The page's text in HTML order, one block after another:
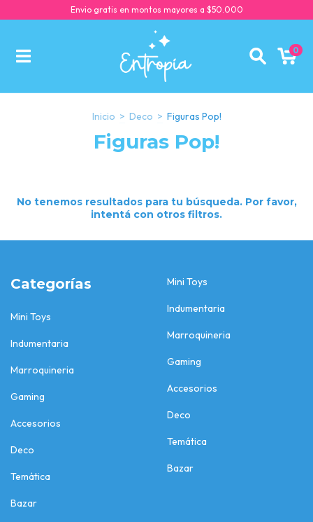
Envio gratis en montos mayores a $50.000
0
Inicio > Deco > Figuras Pop!
Figuras Pop!
No tenemos resultados para tu búsqueda. Por favor,
intentá con otros filtros.
Categorías
Mini Toys
Indumentaria
Marroquineria
Gaming
Accesorios
Deco
Temática
Bazar
Mini Toys
Indumentaria
Marroquineria
Gaming
Accesorios
Deco
Temática
Bazar